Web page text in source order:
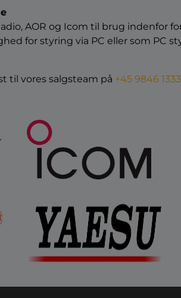
AOR og Icom til brug indenfor
for styring via PC eller som PC
til vores salgsteam på +45 9846 1333